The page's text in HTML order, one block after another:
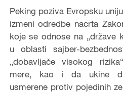
Peking poziva Evropsku
izmeni odredbe nacrta
koje se odnose na „države
u oblasti sajber-
„dobavljače visokog
mere, kao i da ukine
usmerene protiv pojedinih